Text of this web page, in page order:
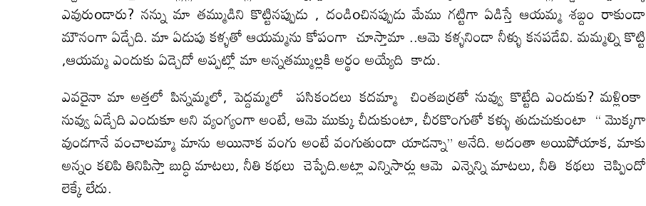
ఎవురుoడారు? నన్ను మా తమ్ముడిని కొట్టినప్పుడు , దండిoచినప్పుడు మేము గట్టిగా ఏడిస్తే ఆయమ్మ శబ్దం రాకుండా
మౌనంగా ఏడ్చేది. మా ఏడుపు కళ్ళతో ఆయమ్మను కోపంగా చూస్తామా ..ఆమె కళ్ళనిండా నీళ్ళు కనపడేవి. మమ్మల్ని కొట్టి
,ఆయమ్మ ఎందుకు ఏడ్చెదో అప్పట్లో మా అన్నతమ్ముల్లకి అర్థం అయ్యేది కాదు.
ఎవరైనా మా అత్తలో పిన్నమ్మలో, పెద్దమ్మలో పసికందలు కదమ్మా చింతబర్రతో నువ్వు కొట్టేది ఎందుకు? మళ్లిoకా
నువ్వు ఏడ్చేది ఎందుకూ అని వ్యంగ్యంగా అంటే, ఆమె ముక్కు చీదుకుంటా, చీరకొంగుతో కళ్ళు తుడుచుకుంటా “ మొక్కగా
వుండగానే వంచాలమ్మా మాను అయినాక వంగు అంటే వంగుతుందా యాడన్నా” అనేది. అదంతా అయిపోయాక, మాకు
అన్నం కలిపి తినిపిస్తా బుద్ధి మాటలు, నీతి కథలు చెప్పేది.అట్లా ఎన్నిసార్లు ఆమె ఎన్నెన్ని మాటలు, నీతి కథలు చెప్పిందో
లెక్కే లేదు.